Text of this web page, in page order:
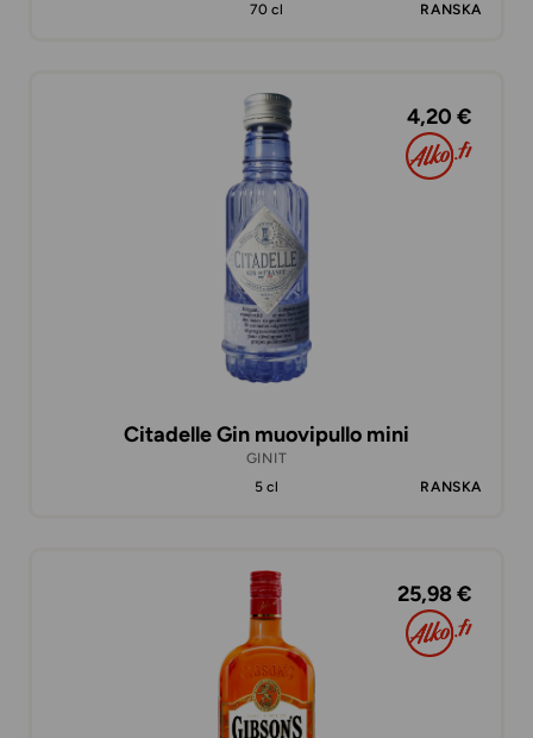
70 cl
RANSKA
4,20 €
Citadelle Gin muovipullo mini
GINIT
5 cl
RANSKA
25,98 €